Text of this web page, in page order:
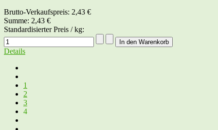
Brutto-Verkaufspreis: 2,43 €
Summe: 2,43 €
Standardisierter Preis / kg:
Details
1
2
3
4